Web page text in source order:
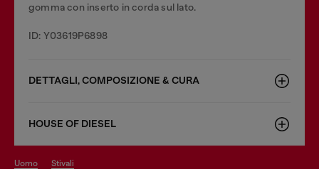
gomma con inserto in corda sul lato.
ID: Y03619P6898
DETTAGLI, COMPOSIZIONE & CURA
HOUSE OF DIESEL
uomo stivali